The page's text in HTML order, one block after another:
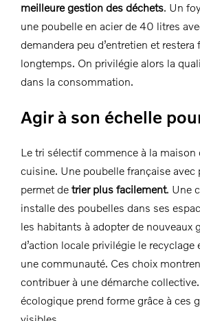
meilleure gestion des déchets. Un
une poubelle en acier de 40 litres
demandera peu d’entretien et
longtemps. On privilégie alors la
dans la consommation.
Agir à son échelle
Le tri sélectif commence à la maison
cuisine. Une poubelle française avec
permet de trier plus facilement. Une
installe des poubelles dans ses
les habitants à adopter de nouveaux
d’action locale privilégie le
une communauté. Ces choix
contribuer à une démarche
écologique prend forme grâce à ces